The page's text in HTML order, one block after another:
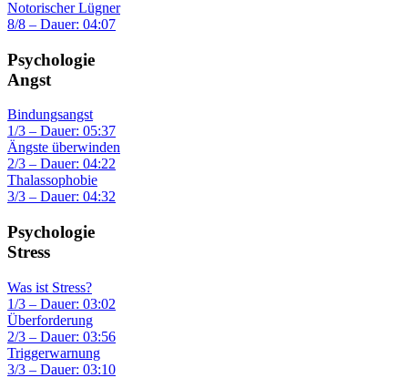
Notorischer Lügner
8/8 – Dauer: 04:07
Psychologie
Angst
Bindungsangst
1/3 – Dauer: 05:37
Ängste überwinden
2/3 – Dauer: 04:22
Thalassophobie
3/3 – Dauer: 04:32
Psychologie
Stress
Was ist Stress?
1/3 – Dauer: 03:02
Überforderung
2/3 – Dauer: 03:56
Triggerwarnung
3/3 – Dauer: 03:10